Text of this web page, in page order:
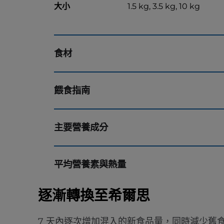
大小 1.5 kg, 3.5 kg, 10 kg
食材
餵食指南
主要營養成分
平均營養素與熱量
逐漸轉換至希爾思
7 天內逐次增加混入的新食品量，同時減少舊